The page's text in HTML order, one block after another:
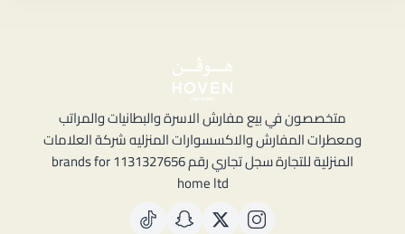
متخصصون في بيع مفارش الاسرة والبطانيات والمراتب
ومعطرات المفارش والاكسسوارات المنزليه شركة العلامات
المنزلية للتجارة سجل تجاري رقم 1131327656 brands for
home ltd